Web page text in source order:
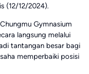
(12/12/2024).
Gymnasium
langsung melalui
tantangan besar bagi
memperbaiki posisi